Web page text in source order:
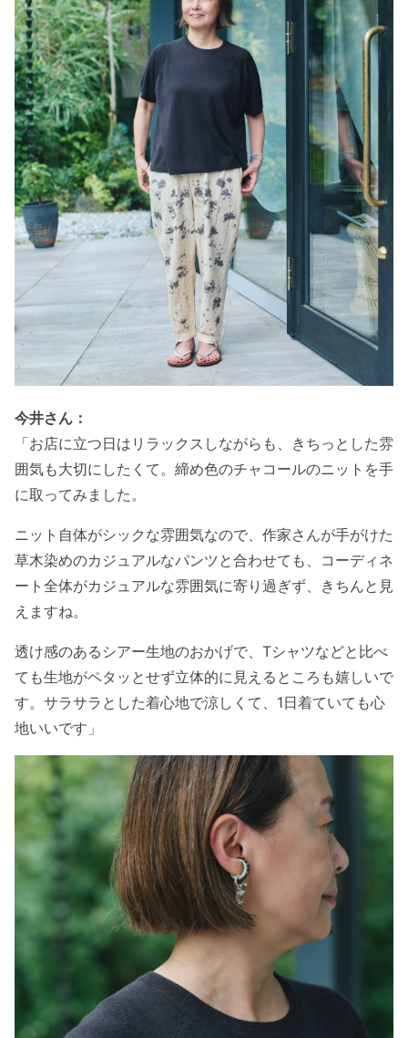
今井さん：
「お店に立つ日はリラックスしながらも、きちっとした雰
囲気も大切にしたくて。締め色のチャコールのニットを手
に取ってみました。
ニット自体がシックな雰囲気なので、作家さんが手がけた
草木染めのカジュアルなパンツと合わせても、コーディネ
ート全体がカジュアルな雰囲気に寄り過ぎず、きちんと見
えますね。
透け感のあるシアー生地のおかげで、Tシャツなどと比べ
ても生地がペタッとせず立体的に見えるところも嬉しいで
す。サラサラとした着心地で涼しくて、1日着ていても心
地いいです」